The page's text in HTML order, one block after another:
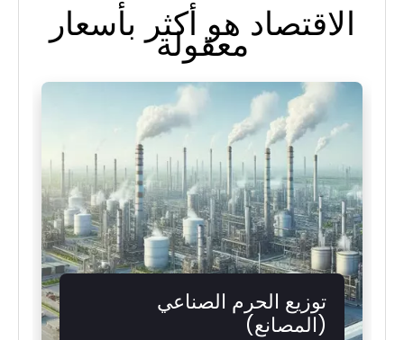
الاقتصاد هو أكثر بأسعار
معقولة
توزيع الحرم الصناعي
(المصانع)